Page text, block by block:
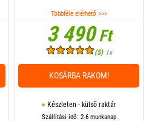
Többféle elérhető >>>
3 490Ft
(5) 1x
Készleten - külső raktár
Szállítási idő: 2-6 munkanap
KOSÁRBA RAKOM!